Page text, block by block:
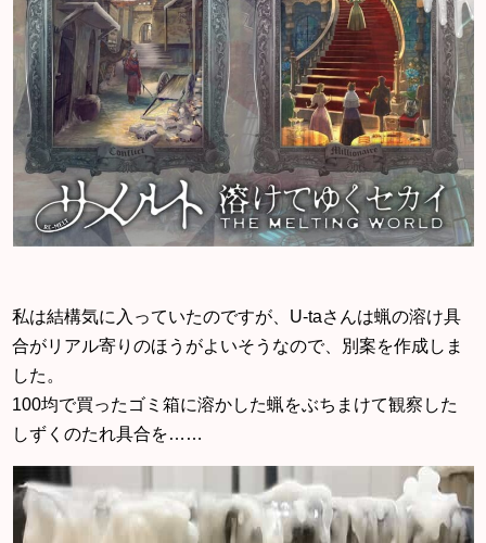
私は結構気に入っていたのですが、U-taさんは蝋の溶け具
合がリアル寄りのほうがよいそうなので、別案を作成しま
した。
100均で買ったゴミ箱に溶かした蝋をぶちまけて観察した
しずくのたれ具合を……